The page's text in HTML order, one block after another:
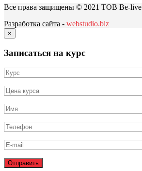
Все права защищены © 2021 ТОВ Be-live
Разработка сайта - webstudio.biz
×
Записаться на курс